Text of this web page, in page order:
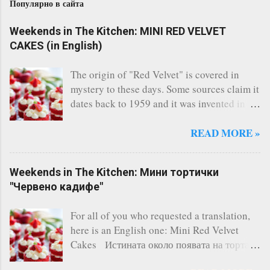
Популярно в сайта
Weekends in The Kitchen: MINI RED VELVET
CAKES (in English)
The origin of "Red Velvet" is covered in
mystery to these days. Some sources claim it
dates back to 1959 and it was invented in
Astoria - New York. Others say, a Canadian
considered one of the most famous cakes
and indeed it's one of the most delicious I
recipes online, however I always follow this
one and it has never failed me. A three-layer
cake is the perfect solution for any occasion
READ MORE »
Weekends in The Kitchen: Мини тортички
"Червено кадифе"
For all of you who requested a translation,
here is an English one: Mini Red Velvet
Cakes Истината около появата на тортата